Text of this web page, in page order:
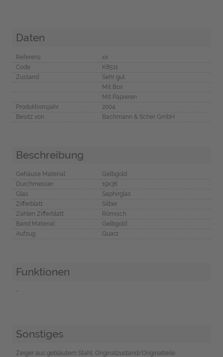
Daten
Referenz
xx
Code
K8511
Zustand
Sehr gut
Mit Box
Mit Papieren
Produktionsjahr
2004
Besitz von
Bachmann & Scher GmbH
Beschreibung
Gehäuse Material
Gelbgold
Durchmesser
19x36
Glas
Saphirglas
Zifferblatt
Silber
Zahlen Zifferblatt
Römisch
Band Material
Gelbgold
Aufzug
Quarz
Funktionen
-
Sonstiges
Zeiger aus gebläutem Stahl, Originalzustand/Originalteile